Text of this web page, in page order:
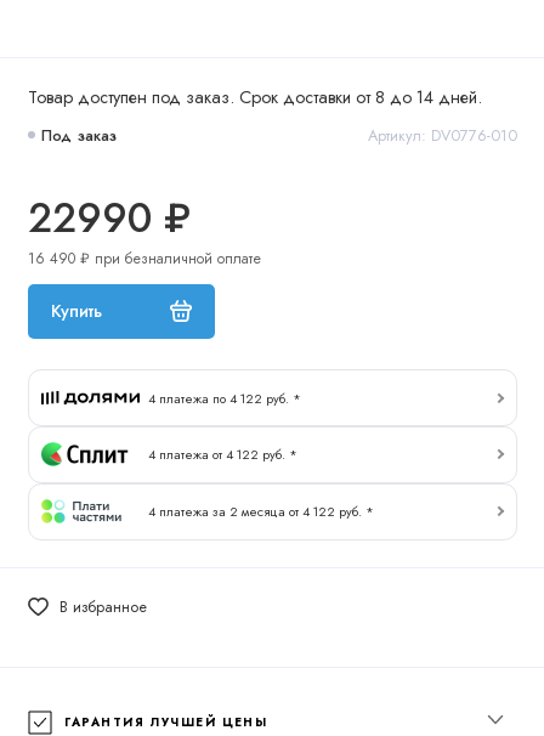
Товар доступен под заказ. Срок доставки от 8 до 14 дней.
Под заказ Артикул: DV0776-010
22990 ₽
16 490 ₽ при безналичной оплате
Купить
4 платежа по 4 122 руб. *
4 платежа от 4 122 руб. *
4 платежа за 2 месяца от 4 122 руб. *
В избранное
ГАРАНТИЯ ЛУЧШЕЙ ЦЕНЫ